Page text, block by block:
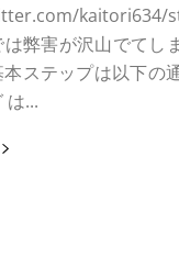
kaitori634/
弊害が沢山でてし
本ステップは以下
は...